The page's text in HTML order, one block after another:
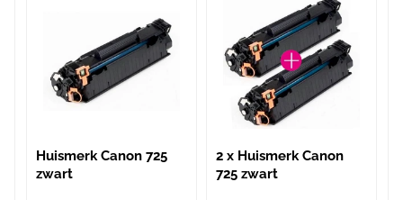
Huismerk Canon 725
zwart
2 x Huismerk Canon
725 zwart